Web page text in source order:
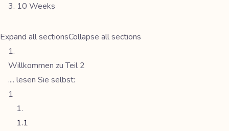
10 Weeks
Expand all sectionsCollapse all sections
Willkommen zu Teil 2
.... lesen Sie selbst:
1
1.1